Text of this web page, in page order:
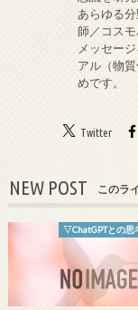
あらゆる
師／コス
メッセー
アル（物
めです。
Twitter
NEW POST このラ
▽ChatGPTとの思